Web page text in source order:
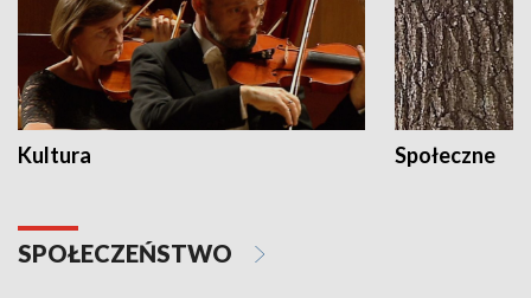
Kultura Społeczne
SPOŁECZEŃSTWO